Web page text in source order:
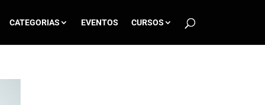
CATEGORIAS EVENTOS CURSOS